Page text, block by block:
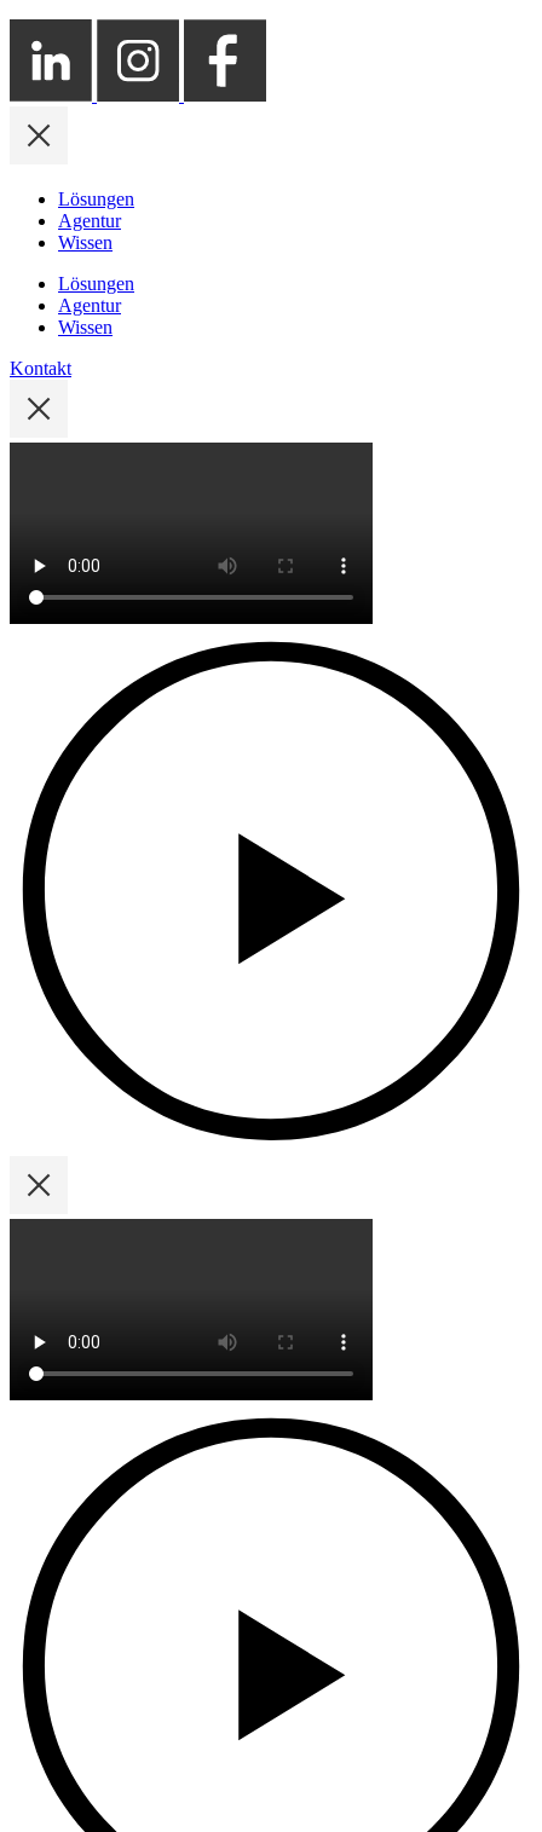
Lösungen
Agentur
Wissen
Lösungen
Agentur
Wissen
Kontakt